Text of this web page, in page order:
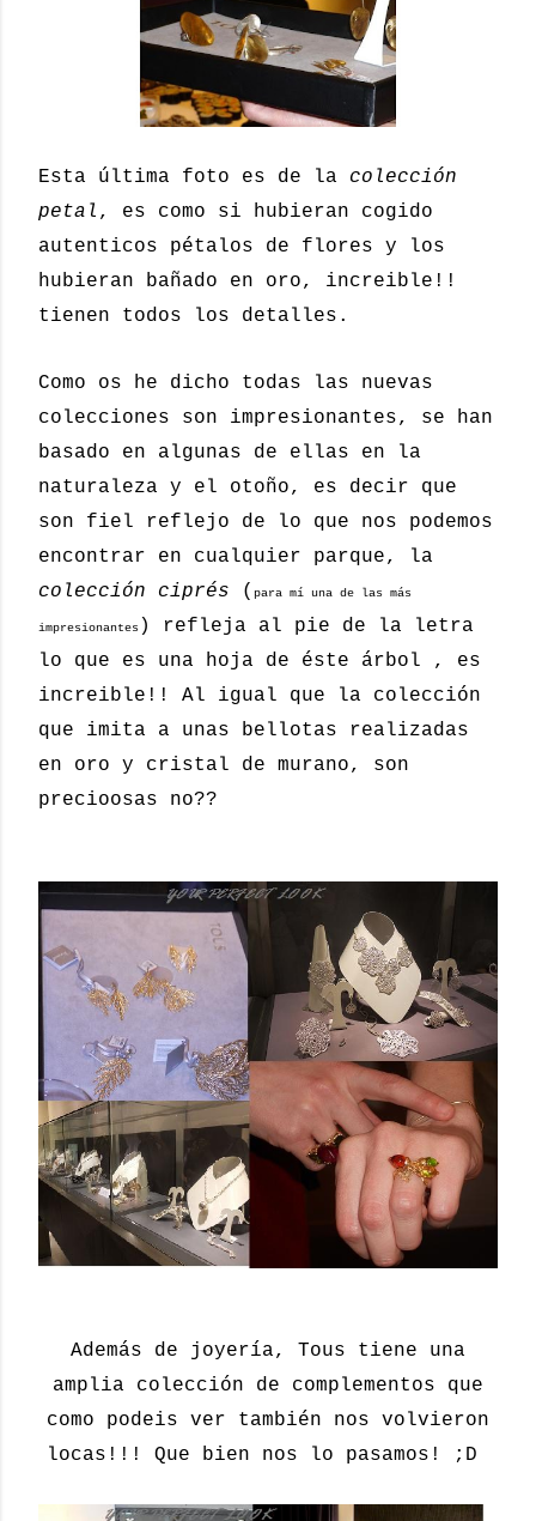
Esta última foto es de la colección
petal , es como si hubieran cogido
autenticos pétalos de flores y los
hubieran bañado en oro, increible!!
tienen todos los detalles.
Como os he dicho todas las nuevas
colecciones son impresionantes, se han
basado en algunas de ellas en la
naturaleza y el otoño, es decir que
son fiel reflejo de lo que nos podemos
encontrar en cualquier parque, la
colección ciprés ( para mí una de las más
impresionantes ) refleja al pie de la letra
lo que es una hoja de éste árbol , es
increible!! Al igual que la colección
que imita a unas bellotas realizadas
en oro y cristal de murano, son
precioosas no??
Además de joyería, Tous tiene una
amplia colección de complementos que
como podeis ver también nos volvieron
locas!!! Que bien nos lo pasamos! ;D